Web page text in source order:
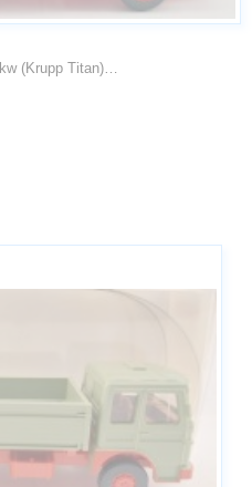
(Krupp Titan)…